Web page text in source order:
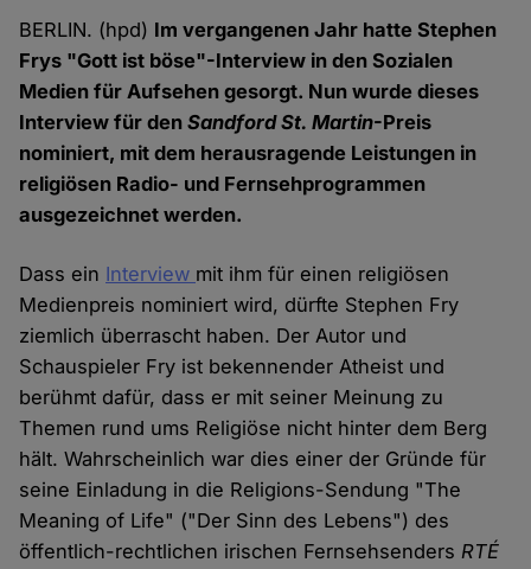
BERLIN. (hpd) Im vergangenen Jahr hatte Stephen
Frys "Gott ist böse"-Interview in den Sozialen
Medien für Aufsehen gesorgt. Nun wurde dieses
Interview für denSandford St. Martin-Preis
nominiert, mit dem herausragende Leistungen in
religiösen Radio- und Fernsehprogrammen
ausgezeichnet werden.
Dass ein Interview mit ihm für einen religiösen
Medienpreis nominiert wird, dürfte Stephen Fry
ziemlich überrascht haben. Der Autor und
Schauspieler Fry ist bekennender Atheist und
berühmt dafür, dass er mit seiner Meinung zu
Themen rund ums Religiöse nicht hinter dem Berg
hält. Wahrscheinlich war dies einer der Gründe für
seine Einladung in die Religions-Sendung "The
Meaning of Life" ("Der Sinn des Lebens") des
öffentlich-rechtlichen irischen FernsehsendersRTÉ